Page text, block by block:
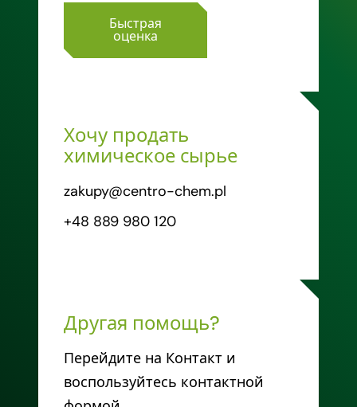
Быстрая
оценка
Хочу продать
химическое сырье
zakupy@centro-chem.pl
+48 889 980 120
Другая помощь?
Перейдите на Контакт и
воспользуйтесь контактной